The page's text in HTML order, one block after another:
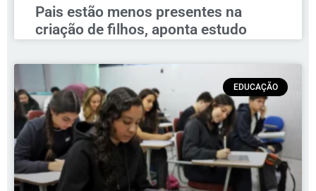
Pais estão menos presentes na
criação de filhos, aponta estudo
EDUCAÇÃO